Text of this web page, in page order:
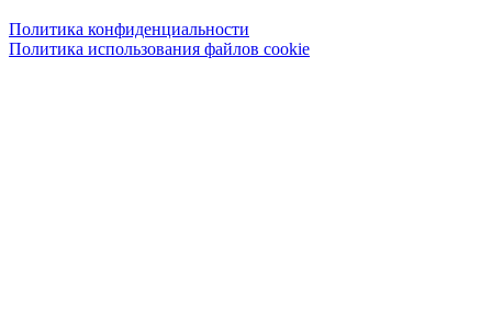
Политика конфиденциальности
Политика использования файлов cookie